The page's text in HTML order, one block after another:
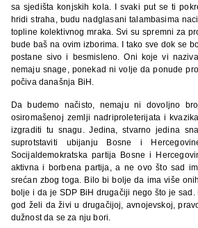
sa sjedišta konjskih kola. I svaki put se ti
hridi straha, budu nadglasani talambasima
topline kolektivnog mraka. Svi su spremni za
bude baš na ovim izborima. I tako sve dok se
postane sivo i besmisleno. Oni koje vi
nemaju snage, ponekad ni volje da ponude
počiva današnja BiH.
Da budemo načisto, nemaju ni dovoljno
osiromašenoj zemlji nadriproleterijata i
izgraditi tu snagu. Jedina, stvarno jedina
suprotstaviti ubijanju Bosne i
Socijaldemokratska partija Bosne i
aktivna i borbena partija, a ne ovo što sad
srećan zbog toga. Bilo bi bolje da ima više
bolje i da je SDP BiH drugačiji nego što je sad.
god želi da živi u drugačijoj, avnojevskoj,
dužnost da se za nju bori.